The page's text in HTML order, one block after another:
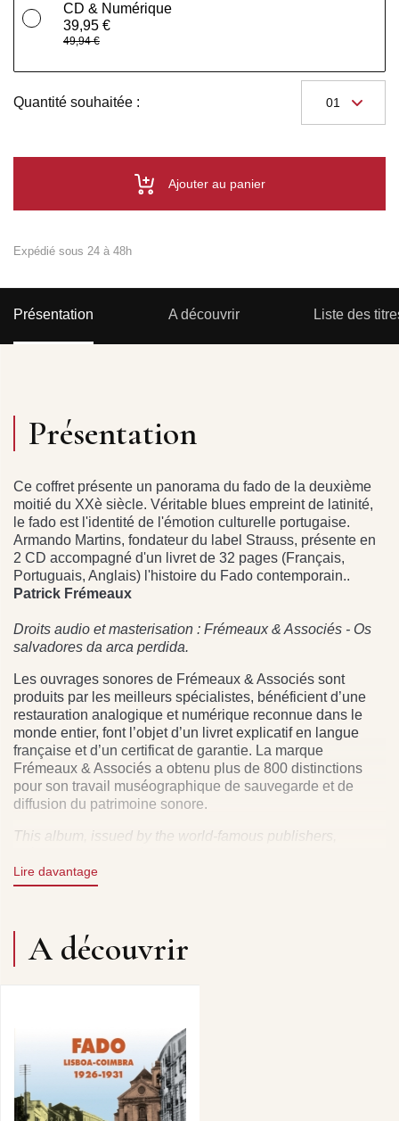
CD & Numérique
39,95 €
49,94 €
Quantité souhaitée :
Ajouter au panier
Expédié sous 24 à 48h
Présentation A découvrir Liste des
Présentation
Ce coffret présente un panorama du fado de la deuxième
moitié du XXè siècle. Véritable blues empreint de latinité,
le fado est l'identité de l'émotion culturelle portugaise.
Armando Martins, fondateur du label Strauss, présente en
2 CD accompagné d'un livret de 32 pages (Français,
Portuguais, Anglais) l'histoire du Fado contemporain..
Patrick Frémeaux
Droits audio et masterisation : Frémeaux & Associés - Os
salvadores da arca perdida.
Les ouvrages sonores de Frémeaux & Associés sont
produits par les meilleurs spécialistes, bénéficient d’une
restauration analogique et numérique reconnue dans le
monde entier, font l’objet d’un livret explicatif en langue
française et d’un certificat de garantie. La marque
Frémeaux & Associés a obtenu plus de 800 distinctions
pour son travail muséographique de sauvegarde et de
diffusion du patrimoine sonore.
This album, issued by the world-famous publishers,
technological methods. An explanatory booklet of liner
notes in English and a guarantee are included.
LISBOA E O TEJO - MARIA AMANDA . A VIELA - MANUEL
GUITARRADA (COIMBRA) . O MEU ROSARIO - MARIA
LEOPOLDINA DA GUIA . CAIS DO DESENCONTRO -
NORBERTO MARTINHO . QUELA QUE TE AMOU -
ROSA DE JESUS . ALTA RODA - JULIO DA SILVA
RIBEIRO . ESPERANCA MORTA - CAROLINA TAVARES
Lire davantage
A découvrir